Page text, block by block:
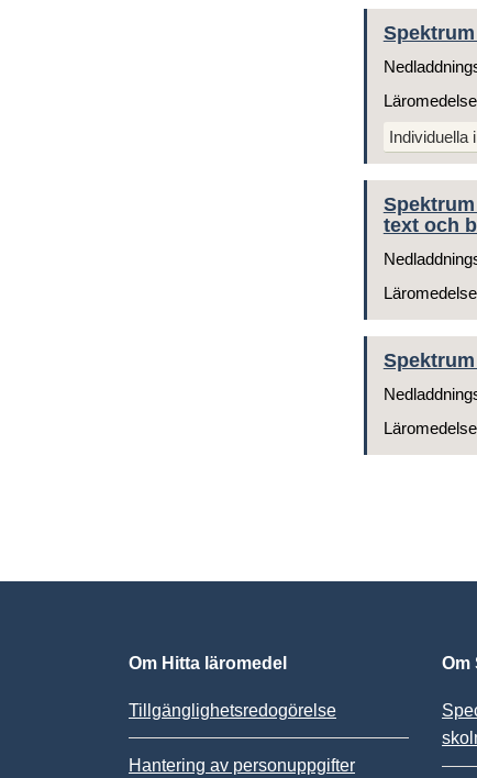
Individuella
text och
Om Hitta läromedel
Tillgänglighetsredogörelse
Hantering av personuppgifter
Om